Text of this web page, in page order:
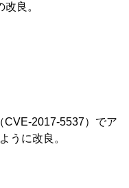
良。
CVE-2017-5537）でア
うに改良。